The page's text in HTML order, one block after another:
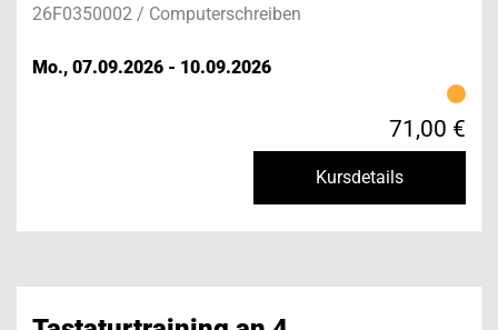
26F0350002 / Computerschreiben
Mo., 07.09.2026 - 10.09.2026
71,00 €
Kursdetails